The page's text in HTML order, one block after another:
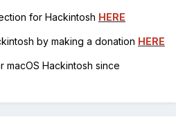
for Hackintosh HERE
by making a donation HERE
macOS Hackintosh since